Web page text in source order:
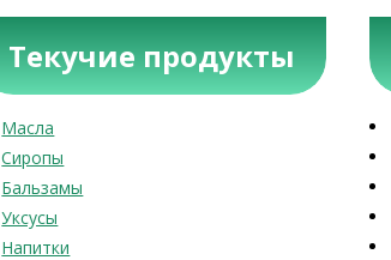
Текучие продукты
Масла
Сиропы
Бальзамы
Уксусы
Напитки